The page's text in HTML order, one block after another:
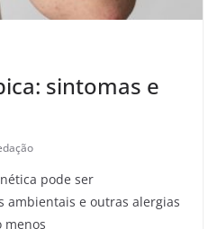
sintomas e
pode ser
ambientais e outras alergias
menos